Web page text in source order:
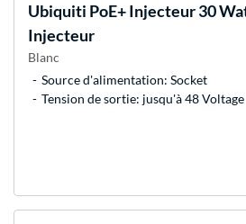
Ubiquiti PoE+ Injecteur 30
Injecteur
Blanc
Source d'alimentation: Socket
Tension de sortie: jusqu'à 48 Voltage